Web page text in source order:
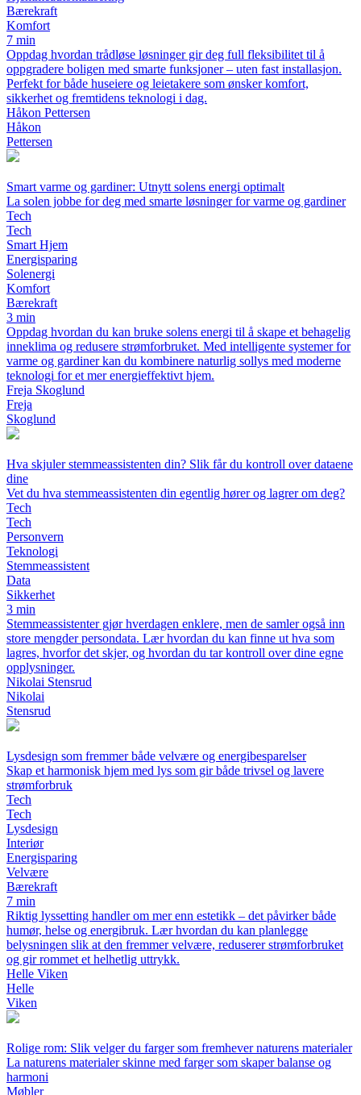
Bærekraft
Komfort
7 min
Oppdag hvordan trådløse løsninger gir deg full fleksibilitet til å
oppgradere boligen med smarte funksjoner – uten fast installasjon.
Perfekt for både huseiere og leietakere som ønsker komfort,
sikkerhet og fremtidens teknologi i dag.
Håkon Pettersen
Håkon
Pettersen
Smart varme og gardiner: Utnytt solens energi optimalt
La solen jobbe for deg med smarte løsninger for varme og gardiner
Tech
Tech
Smart Hjem
Energisparing
Solenergi
Komfort
Bærekraft
3 min
Oppdag hvordan du kan bruke solens energi til å skape et behagelig
inneklima og redusere strømforbruket. Med intelligente systemer for
varme og gardiner kan du kombinere naturlig sollys med moderne
teknologi for et mer energieffektivt hjem.
Freja Skoglund
Freja
Skoglund
Hva skjuler stemmeassistenten din? Slik får du kontroll over dataene
dine
Vet du hva stemmeassistenten din egentlig hører og lagrer om deg?
Tech
Tech
Personvern
Teknologi
Stemmeassistent
Data
Sikkerhet
3 min
Stemmeassistenter gjør hverdagen enklere, men de samler også inn
store mengder persondata. Lær hvordan du kan finne ut hva som
lagres, hvorfor det skjer, og hvordan du tar kontroll over dine egne
opplysninger.
Nikolai Stensrud
Nikolai
Stensrud
Lysdesign som fremmer både velvære og energibesparelser
Skap et harmonisk hjem med lys som gir både trivsel og lavere
strømforbruk
Tech
Tech
Lysdesign
Interiør
Energisparing
Velvære
Bærekraft
7 min
Riktig lyssetting handler om mer enn estetikk – det påvirker både
humør, helse og energibruk. Lær hvordan du kan planlegge
belysningen slik at den fremmer velvære, reduserer strømforbruket
og gir rommet et helhetlig uttrykk.
Helle Viken
Helle
Viken
Rolige rom: Slik velger du farger som fremhever naturens materialer
La naturens materialer skinne med farger som skaper balanse og
harmoni
Møbler